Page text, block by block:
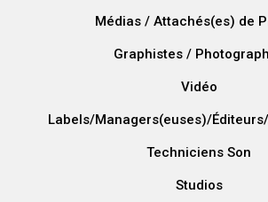
Médias / Attachés(es) de
Graphistes /
Vidéo
Labels/Managers(euses)/
Techniciens Son
Studios